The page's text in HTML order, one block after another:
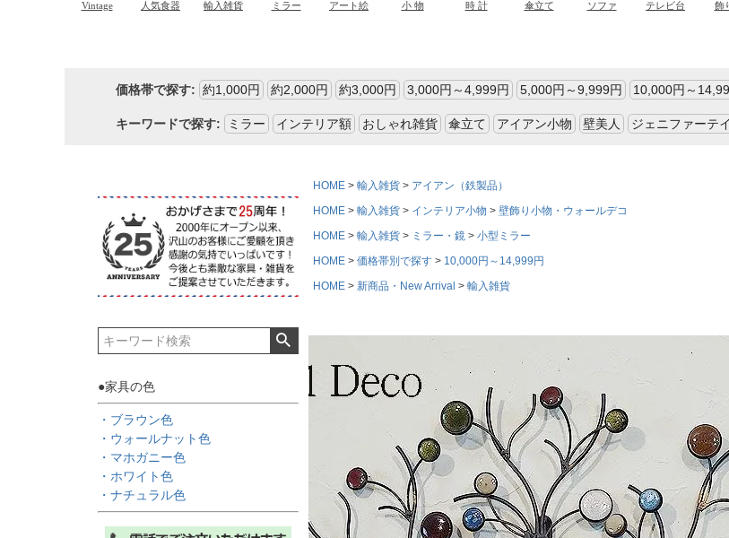
価格帯で探す: 約1,000円 約2,000円 約3,000円 3,000円～4,999円 5,000円～9,999円 10,000円～
キーワードで探す: ミラー インテリア額 おしゃれ雑貨 傘立て アイアン小物 壁美人 ジェニファーテ
●家具の色
・ブラウン色
・ウォールナット色
・マホガニー色
・ホワイト色
・ナチュラル色
HOME 輸入雑貨
アイアン（鉄製品）
HOME
輸入雑貨 インテリア小物
壁飾り小物・ウォールデコ
HOME
輸入雑貨 ミラー・鏡
小型ミラー
HOME
価格帯別で探す
10,000円～14,999円
HOME
新商品・New Arrival 輸入雑貨